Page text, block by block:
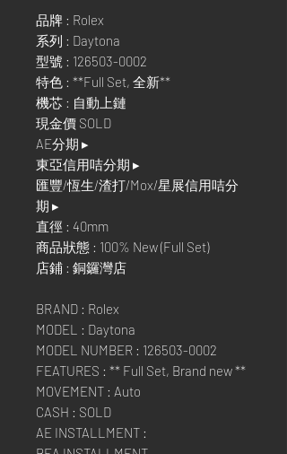
品牌 : Rolex
系列 : Daytona
型號 : 126503-0002
特色 : **Full Set, 全新**
機芯 : 自動上鏈
現金價 SOLD
AE分期 ▸
東亞信用咭分期 ▸
匯豐/恆生/渣打/Mox/星展信用咭分
期 ▸
直徑 : 40mm
商品狀態 : 100% New (Full Set)
店鋪 : 銅鑼灣店
BRAND : Rolex
MODEL : Daytona
MODEL NUMBER : 126503-0002
FEATURES : ** Full Set, Brand new **
MOVEMENT : Auto
CASH : SOLD
AE INSTALLMENT :